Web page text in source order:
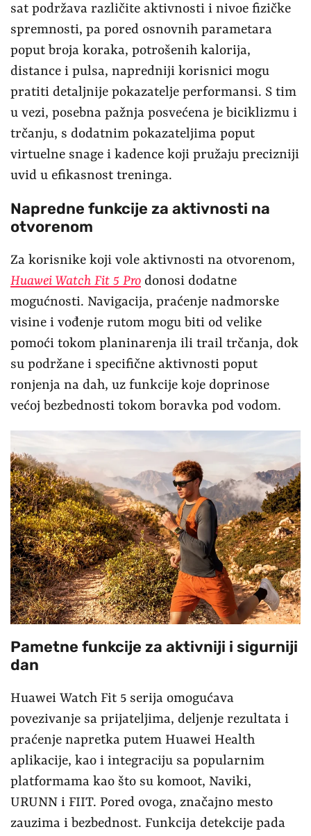
sat podržava različite aktivnosti i nivoe fizičke
spremnosti, pa pored osnovnih parametara
poput broja koraka, potrošenih kalorija,
distance i pulsa, napredniji korisnici mogu
pratiti detaljnije pokazatelje performansi. S tim
u vezi, posebna pažnja posvećena je biciklizmu i
trčanju, s dodatnim pokazateljima poput
virtuelne snage i kadence koji pružaju precizniji
uvid u efikasnost treninga.
Napredne funkcije za aktivnosti na
otvorenom
Za korisnike koji vole aktivnosti na otvorenom,
Huawei Watch Fit 5 Pro donosi dodatne
mogućnosti. Navigacija, praćenje nadmorske
visine i vođenje rutom mogu biti od velike
pomoći tokom planinarenja ili trail trčanja, dok
su podržane i specifične aktivnosti poput
ronjenja na dah, uz funkcije koje doprinose
većoj bezbednosti tokom boravka pod vodom.
Pametne funkcije za aktivniji i sigurniji
dan
Huawei Watch Fit 5 serija omogućava
povezivanje sa prijateljima, deljenje rezultata i
praćenje napretka putem Huawei Health
aplikacije, kao i integraciju sa popularnim
platformama kao što su komoot, Naviki,
URUNN i FIIT. Pored ovoga, značajno mesto
zauzima i bezbednost. Funkcija detekcije pada